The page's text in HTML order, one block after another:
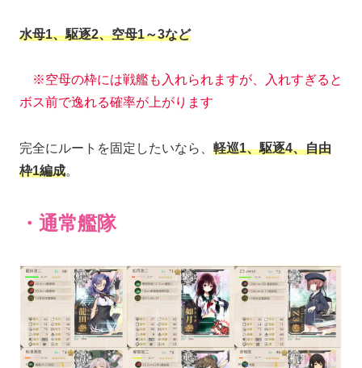
水母1、駆逐2、空母1～3など
※空母の枠には戦艦も入れられますが、入れすぎると
ボス前で逸れる確率が上がります
完全にルートを固定したいなら、 軽巡1、駆逐4、自由
枠1編成。
・通常艦隊